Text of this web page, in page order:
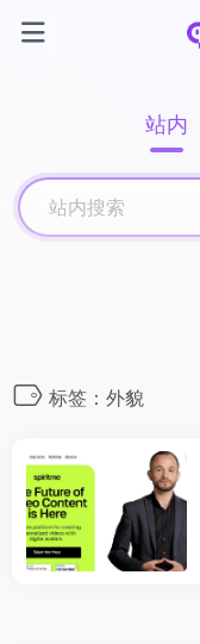
站内
标签：外貌